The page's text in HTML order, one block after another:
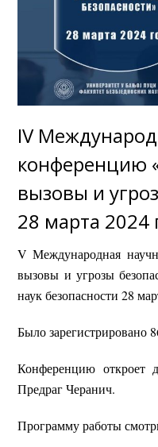
IV
конференцию
вызовы и
28 марта 2024
V Международная
вызовы и угрозы
наук безопасности 28
Было зарегистрировано
Конференцию откроет
Предраг Черанич.
Программу работы